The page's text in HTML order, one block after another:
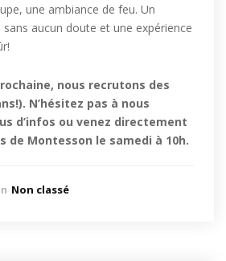
une ambiance de feu. Un
aucun doute et une expérience
nous recrutons des
N’hésitez pas à nous
d’infos ou venez directement
de Montesson le samedi à 10h.
Non classé